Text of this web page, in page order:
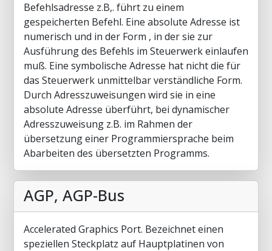
Befehlsadresse z.B,. führt zu einem
gespeicherten Befehl. Eine absolute Adresse ist
numerisch und in der Form , in der sie zur
Ausführung des Befehls im Steuerwerk einlaufen
muß. Eine symbolische Adresse hat nicht die für
das Steuerwerk unmittelbar verständliche Form.
Durch Adresszuweisungen wird sie in eine
absolute Adresse überführt, bei dynamischer
Adresszuweisung z.B. im Rahmen der
übersetzung einer Programmiersprache beim
Abarbeiten des übersetzten Programms.
AGP, AGP-Bus
Accelerated Graphics Port. Bezeichnet einen
speziellen Steckplatz auf Hauptplatinen von